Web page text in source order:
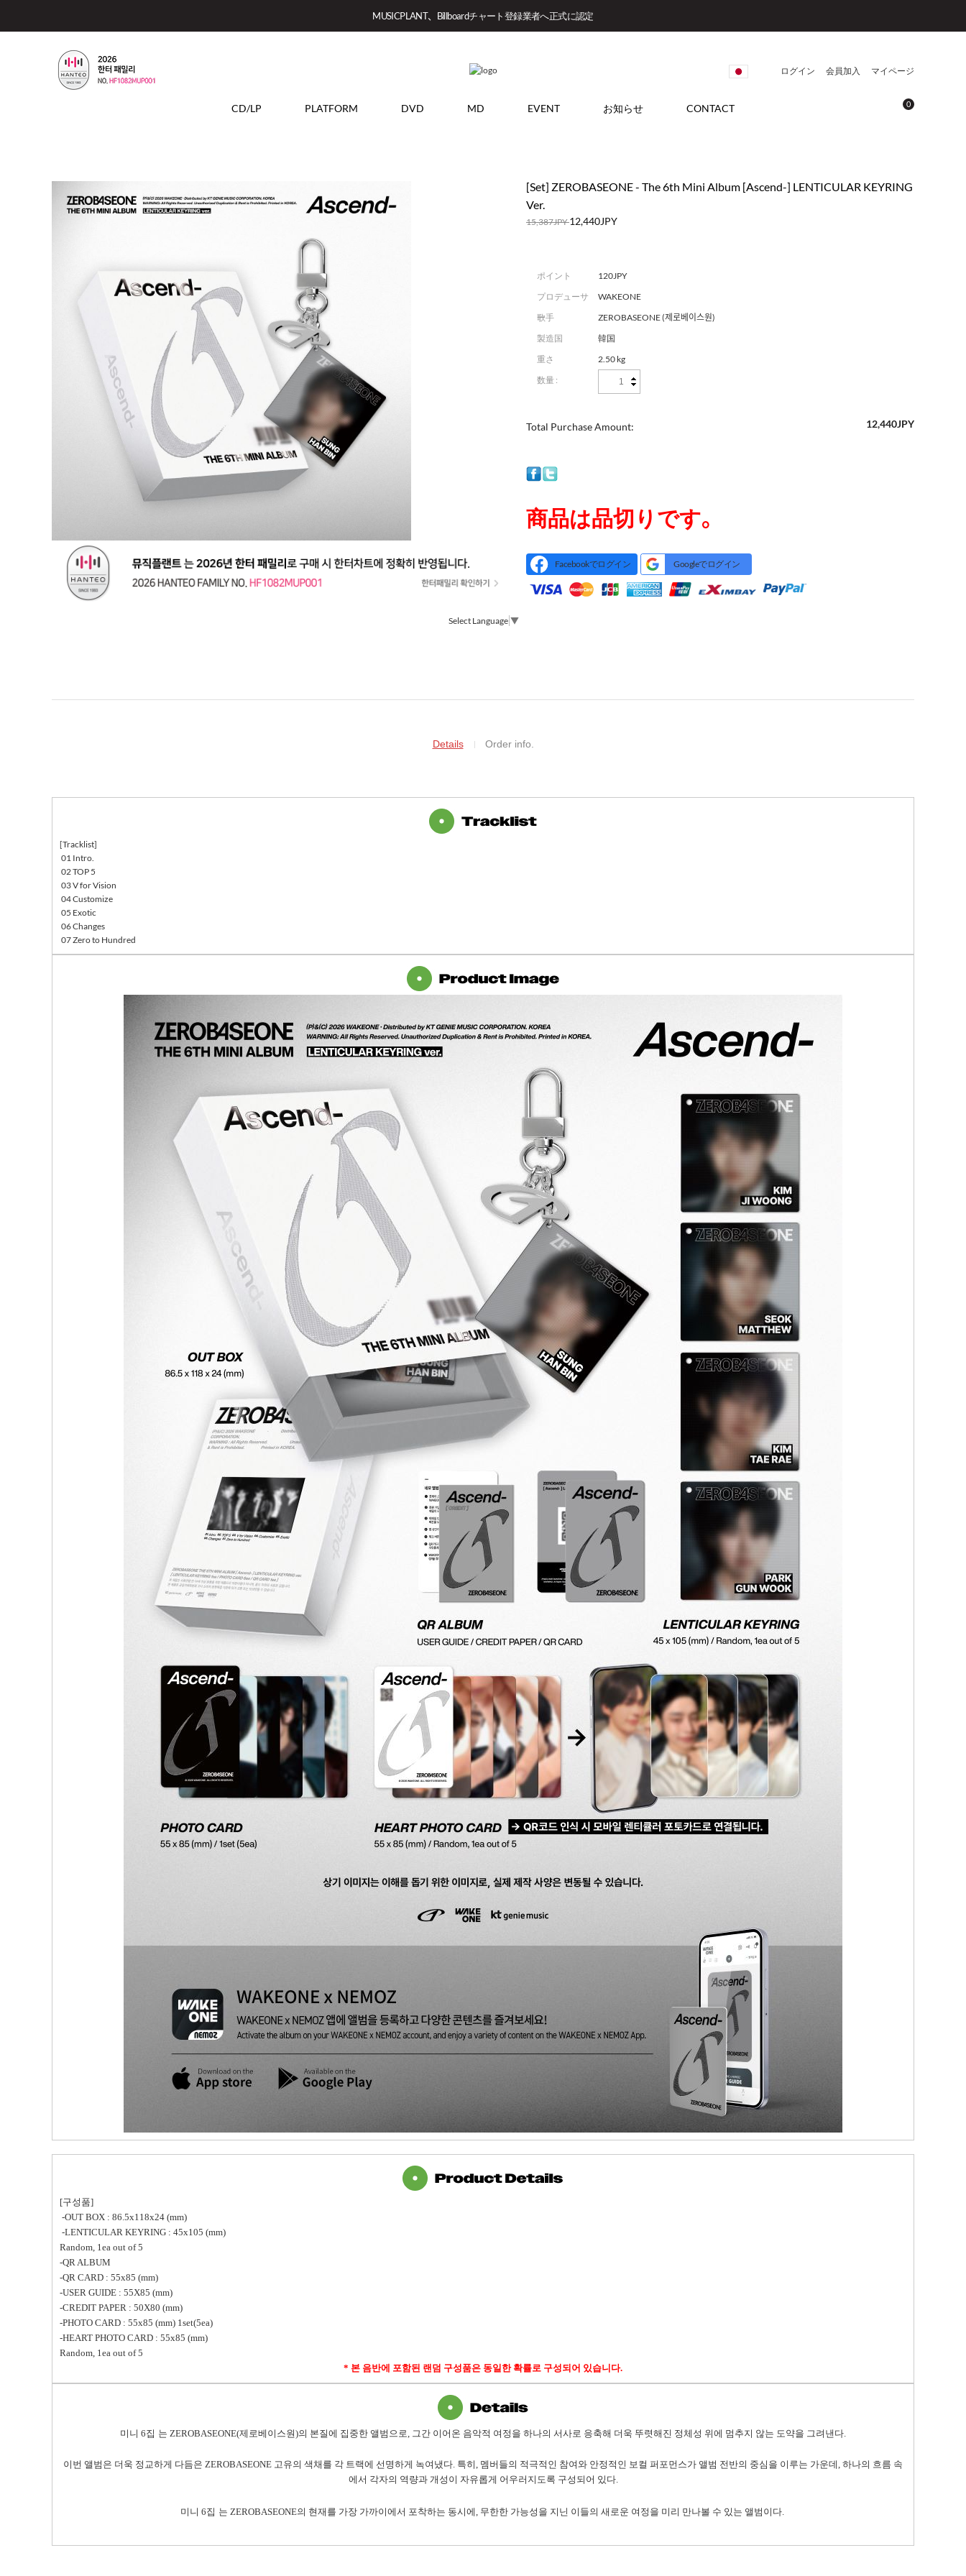
MUSICPLANT、Billboardチャート登録業者へ正式に認定
ログイン 会員加入 マイページ
CD/LP PLATFORM DVD MD EVENT お知らせ CONTACT 0
[Set] ZEROBASEONE - The 6th Mini Album [Ascend-] LENTICULAR KEYRING
Ver.
15,387JPY12,440JPY
ポイント
120JPY
プロデューサ
ー
WAKEONE
歌手
ZEROBASEONE (제로베이스원)
製造国
韓国
重さ
2.50 kg
数量 :
Total Purchase Amount: 12,440JPY
商品は品切りです。
Facebookでログイン Googleでログイン
Select Language ▼
Details Order info.
[Tracklist]
01 Intro.
02 TOP 5
03 V for Vision
04 Customize
05 Exotic
06 Changes
07 Zero to Hundred
[구성품]
-OUT BOX : 86.5x118x24 (mm)
-LENTICULAR KEYRING : 45x105 (mm)
Random, 1ea out of 5
-QR ALBUM
-QR CARD : 55x85 (mm)
-USER GUIDE : 55X85 (mm)
-CREDIT PAPER : 50X80 (mm)
-PHOTO CARD : 55x85 (mm) 1set(5ea)
-HEART PHOTO CARD : 55x85 (mm)
Random, 1ea out of 5
* 본 음반에 포함된 랜덤 구성품은 동일한 확률로 구성되어 있습니다.
미니 6집 는 ZEROBASEONE(제로베이스원)의 본질에 집중한 앨범으로 그간 이어온 음악적 여정을 하나의 서사로 응축해 더욱 뚜렷해진 정체성 위에 멈추지 않는 도약을 그려낸다
이번 앨범은 더욱 정교하게 다듬은 ZEROBASEONE 고유의 색채를 각 트랙에 선명하게 녹여냈다 특히 멤버들의 적극적인 참여와 안정적인 보컬 퍼포먼스가 앨범 전반의 중심을 이루는 가운데 하나의 흐름 속
에서 각자의 역량과 개성이 자유롭게 어우러지도록 구성되어 있다.
미니 6집 는 ZEROBASEONE의 현재를 가장 가까이에서 포착하는 동시에 무한한 가능성을 지닌 이들의 새로운 여정을 미리 만나볼 수 있는 앨범이다.